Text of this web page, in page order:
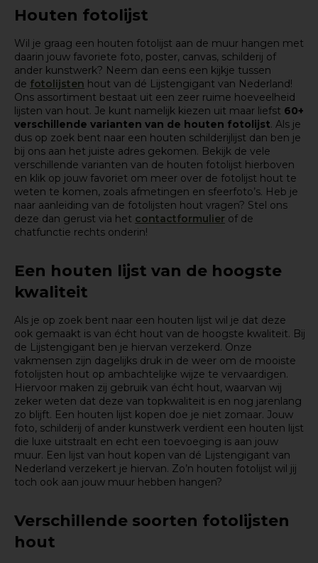
Houten fotolijst
Wil je graag een houten fotolijst aan de muur hangen met
daarin jouw favoriete foto, poster, canvas, schilderij of
ander kunstwerk? Neem dan eens een kijkje tussen
de fotolijsten hout van dé Lijstengigant van Nederland!
Ons assortiment bestaat uit een zeer ruime hoeveelheid
lijsten van hout. Je kunt namelijk kiezen uit maar liefst 60+
verschillende varianten van de houten fotolijst. Als je
dus op zoek bent naar een houten schilderijlijst dan ben je
bij ons aan het juiste adres gekomen. Bekijk de vele
verschillende varianten van de houten fotolijst hierboven
en klik op jouw favoriet om meer over de fotolijst hout te
weten te komen, zoals afmetingen en sfeerfoto’s. Heb je
naar aanleiding van de fotolijsten hout vragen? Stel ons
deze dan gerust via het contactformulier of de
chatfunctie rechts onderin!
Een houten lijst van de hoogste
kwaliteit
Als je op zoek bent naar een houten lijst wil je dat deze
ook gemaakt is van écht hout van de hoogste kwaliteit. Bij
de Lijstengigant ben je hiervan verzekerd. Onze
vakmensen zijn dagelijks druk in de weer om de mooiste
fotolijsten hout op ambachtelijke wijze te vervaardigen.
Hiervoor maken zij gebruik van écht hout, waarvan wij
zeker weten dat deze van topkwaliteit is en nog jarenlang
zo blijft. Een houten lijst kopen doe je niet zomaar. Jouw
foto, schilderij of ander kunstwerk verdient een houten lijst
die luxe uitstraalt en echt een toevoeging is aan jouw
muur. Een lijst van hout kopen van dé Lijstengigant van
Nederland verzekert je hiervan. Zo’n houten fotolijst wil jij
toch ook aan jouw muur hebben hangen?
Verschillende soorten fotolijsten
hout